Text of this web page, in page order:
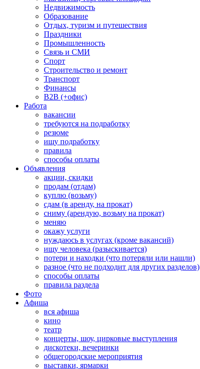
Недвижимость
Образование
Отдых, туризм и путешествия
Праздники
Промышленность
Связь и СМИ
Спорт
Строительство и ремонт
Транспорт
Финансы
B2B (+офис)
Работа
вакансии
требуются на подработку
резюме
ищу подработку
правила
способы оплаты
Объявления
акции, скидки
продам (отдам)
куплю (возьму)
сдам (в аренду, на прокат)
сниму (арендую, возьму на прокат)
меняю
окажу услуги
нуждаюсь в услугах (кроме вакансий)
ищу человека (разыскивается)
потери и находки (что потеряли или нашли)
разное (что не подходит для других разделов)
способы оплаты
правила раздела
Фото
Афиша
вся афиша
кино
театр
концерты, шоу, цирковые выступления
дискотеки, вечеринки
общегородские мероприятия
выставки, ярмарки